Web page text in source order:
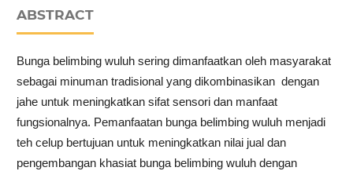
ABSTRACT
Bunga belimbing wuluh sering dimanfaatkan oleh masyarakat
sebagai minuman tradisional yang dikombinasikan dengan
jahe untuk meningkatkan sifat sensori dan manfaat
fungsionalnya. Pemanfaatan bunga belimbing wuluh menjadi
teh celup bertujuan untuk meningkatkan nilai jual dan
pengembangan khasiat bunga belimbing wuluh dengan